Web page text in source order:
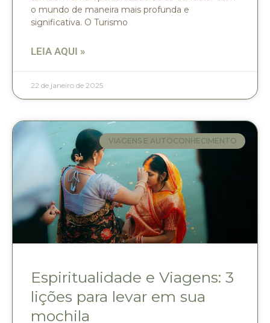
o mundo de maneira mais profunda e
significativa. O Turismo
LEIA AQUI »
22 de janeiro de 2025
VIAGENS E AUTOCONHECIMENTO
Espiritualidade e Viagens: 3
lições para levar em sua
mochila